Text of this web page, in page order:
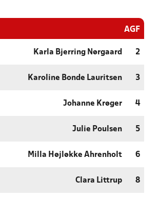
AGF
Karla Bjerring Nørgaard 2
Karoline Bonde Lauritsen 3
Johanne Krøger 4
Julie Poulsen 5
Milla Højløkke Ahrenholt 6
Clara Littrup 8